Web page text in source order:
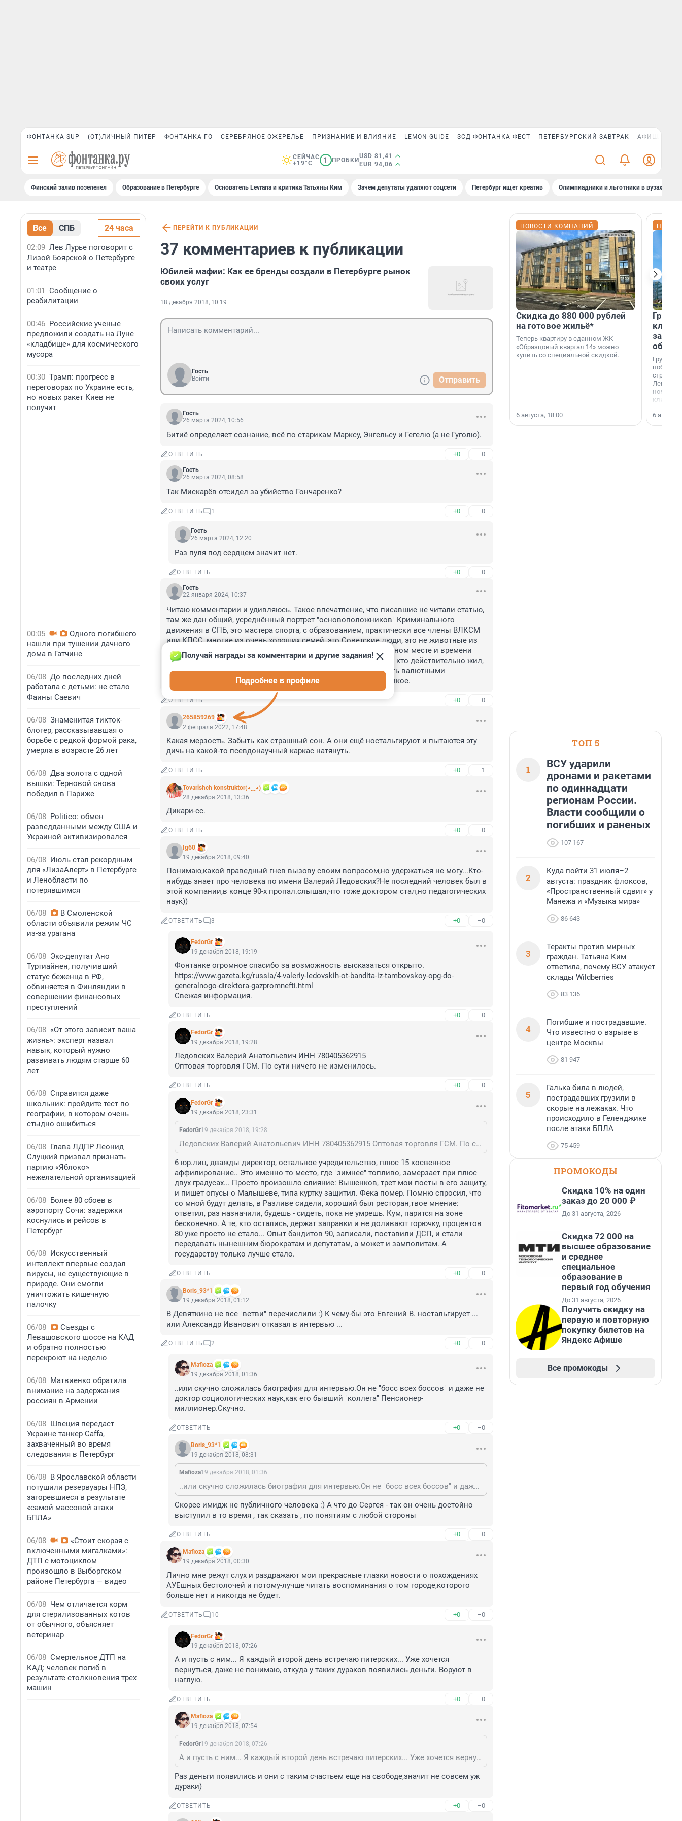
ФОНТАНКА SUP (ОТ)ЛИЧНЫЙ ПИТЕР ФОНТАНКА ГО СЕРЕБРЯНОЕ ОЖЕРЕЛЬЕ ПРИЗНАНИЕ И ВЛИЯНИЕ LEMON GUIDE ЗСД ФОНТАНКА ФЕСТ ПЕТЕРБУРГСКИЙ ЗАВТРАК АФИША PLUS
СЕЙЧАС
+19°C
1 ПРОБКИ
USD 81,41
EUR 94,06
Финский залив позеленел Образование в Петербурге Основатель Levrana и критика Татьяны Ким Зачем депутаты удаляют соцсети Петербург ищет креатив Олимпиадники и льготники в вузах СПб
Все СПБ 24 часа
02:09 Лев Лурье поговорит с
Лизой Боярской о Петербурге
и театре
01:01 Сообщение о
реабилитации
00:46 Российские ученые
предложили создать на Луне
«кладбище» для космического
мусора
00:30 Трамп: прогресс в
переговорах по Украине есть,
но новых ракет Киев не
получит
00:05
Одного погибшего
нашли при тушении дачного
дома в Гатчине
06/08 До последних дней
работала с детьми: не стало
Фаины Саевич
06/08 Знаменитая тикток-
блогер, рассказывавшая о
борьбе с редкой формой рака,
умерла в возрасте 26 лет
06/08 Два золота с одной
вышки: Терновой снова
победил в Париже
06/08 Politico: обмен
разведданными между США и
Украиной активизировался
06/08 Июль стал рекордным
для «ЛизаАлерт» в Петербурге
и Ленобласти по
потерявшимся
06/08
В Смоленской
области объявили режим ЧС
из-за урагана
06/08 Экс-депутат Ано
Туртиайнен, получивший
статус беженца в РФ,
обвиняется в Финляндии в
совершении финансовых
преступлений
06/08 «От этого зависит ваша
жизнь»: эксперт назвал
навык, который нужно
развивать людям старше 60
лет
06/08 Справится даже
школьник: пройдите тест по
географии, в котором очень
стыдно ошибиться
06/08 Глава ЛДПР Леонид
Слуцкий призвал признать
партию «Яблоко»
нежелательной организацией
06/08 Более 80 сбоев в
аэропорту Сочи: задержки
коснулись и рейсов в
Петербург
06/08 Искусственный
интеллект впервые создал
вирусы, не существующие в
природе. Они смогли
уничтожить кишечную
палочку
06/08
Съезды с
Левашовского шоссе на КАД
и обратно полностью
перекроют на неделю
06/08 Матвиенко обратила
внимание на задержания
россиян в Армении
06/08 Швеция передаст
Украине танкер Caffa,
захваченный во время
следования в Петербург
06/08 В Ярославской области
потушили резервуары НПЗ,
загоревшиеся в результате
«самой массовой атаки
БПЛА»
06/08
«Стоит скорая с
включенными мигалками»:
ДТП с мотоциклом
произошло в Выборгском
районе Петербурга — видео
06/08 Чем отличается корм
для стерилизованных котов
от обычного, объясняет
ветеринар
06/08 Смертельное ДТП на
КАД: человек погиб в
результате столкновения трех
машин
ПЕРЕЙТИ К ПУБЛИКАЦИИ
37 комментариев к публикации
Юбилей мафии: Как ее бренды создали в Петербурге рынок
своих услуг
18 декабря 2018, 10:19
Гость
Войти
Отправить
Гость
26 марта 2024, 10:56
Битиё определяет сознание, всё по старикам Марксу, Энгельсу и Гегелю (а не Гуголю).
ОТВЕТИТЬ +0 –0
Гость
26 марта 2024, 08:58
Так Мискарёв отсидел за убийство Гончаренко?
ОТВЕТИТЬ 1 +0 –0
Гость
26 марта 2024, 12:20
Раз пуля под сердцем значит нет.
ОТВЕТИТЬ +0 –0
Гость
22 января 2024, 10:37
Читаю комментарии и удивляюсь. Такое впечатление, что писавшие не читали статью,
там же дан общий, усреднённый портрет "основоположников" Криминального
движения в СПБ, это мастера спорта, с образованием, практически все члены ВЛКСМ
или КПСС, многие из очень хороших семей, это Советские люди, это не животные из
джунглей и не инопланетяне. Так сложилось, что в определённом месте и времени
они оказались подготовленными, по тому что спортсмены. Те кто действительно жил,
а главное понемал то время помнят, как девченки хотели стать валютными
проститутками, а мальчишки бандитами, время такое было, дикое.
ОТВЕТИТЬ +0 –0
265859269
Получай награды за комментарии и другие задания!
Подробнее в профиле
2 февраля 2022, 17:48
Какая мерзость. Забыть как страшный сон. А они ещё ностальгируют и пытаются эту
дичь на какой-то псевдонаучный каркас натянуть.
ОТВЕТИТЬ +0 –1
Tovarishch konstruktor(◕‿◕)
28 декабря 2018, 13:36
Дикари-сс.
ОТВЕТИТЬ +0 –0
Ig60
19 декабря 2018, 09:40
Понимаю,какой праведный гнев вызову своим вопросом,но удержаться не могу...Кто-
нибудь знает про человека по имени Валерий Ледовских?Не последний человек был в
этой компании,в конце 90-х пропал.слышал,что тоже доктором стал,но педагогических
наук))
ОТВЕТИТЬ 3 +0 –0
FedorGr
19 декабря 2018, 19:19
Фонтанке огромное спасибо за возможность высказаться открыто.
https://www.gazeta.kg/russia/4-valeriy-ledovskih-ot-bandita-iz-tambovskoy-opg-do-
generalnogo-direktora-gazpromnefti.html
Свежая информация.
ОТВЕТИТЬ +0 –0
FedorGr
19 декабря 2018, 19:28
Ледовских Валерий Анатольевич ИНН 780405362915
Оптовая торговля ГСМ. По сути ничего не изменилось.
ОТВЕТИТЬ +0 –0
FedorGr
19 декабря 2018, 23:31
FedorGr19 декабря 2018, 19:28
Ледовских Валерий Анатольевич ИНН 780405362915 Оптовая торговля ГСМ. По сути ничего не изменилось.
6 юр.лиц, дважды директор, остальное учредительство, плюс 15 косвенное
аффилирование.. Это именно то место, где "зимнее" топливо, замерзает при плюс
двух градусах... Просто произошло слияние: Вышенков, трет мои посты в его защиту,
и пишет опусы о Малышеве, типа куртку защитил. Фека помер. Помню спросил, что
со мной будут делать, в Разливе сидели, хороший был ресторан,твое мнение:
ответил, раз назначили, будешь - сидеть, пока не умрешь. Кум, парится на зоне
бесконечно. А те, кто остались, держат заправки и не доливают горючку, процентов
80 уже просто не стало... Опыт бандитов 90, записали, поставили ДСП, и стали
передавать нынешним бюрократам и депутатам, а может и замполитам. А
государству только лучше стало.
ОТВЕТИТЬ +0 –0
Boris_93*1
19 декабря 2018, 01:12
В Девяткино не все "ветви" перечислили :) К чему-бы это Евгений В. ностальгирует ...
или Александр Иванович отказал в интервью ...
ОТВЕТИТЬ 2 +0 –0
Mafioza
19 декабря 2018, 01:36
..или скучно сложилась биография для интервью.Он не "босс всех боссов" и даже не
доктор социологических наук,как его бывший "коллега" Пенсионер-
миллионер.Скучно.
ОТВЕТИТЬ +0 –0
Boris_93*1
19 декабря 2018, 08:31
Mafioza19 декабря 2018, 01:36
..или скучно сложилась биография для интервью.Он не "босс всех боссов" и даже не доктор социологических наук,как его бывший "коллега" Пенсионер-миллионер.Скучно.
Скорее имидж не публичного человека :) А что до Сергея - так он очень достойно
выступил в то время , так сказать , по понятиям с любой стороны
ОТВЕТИТЬ +0 –0
Mafioza
19 декабря 2018, 00:30
Лично мне режут слух и раздражают мои прекрасные глазки новости о похождениях
АУЕшных бестолочей и потому-лучше читать воспоминания о том городе,которого
больше нет и никогда не будет.
ОТВЕТИТЬ 10 +0 –0
FedorGr
19 декабря 2018, 07:26
А и пусть с ним... Я каждый второй день встречаю питерских... Уже хочется
вернуться, даже не понимаю, откуда у таких дураков появились деньги. Воруют в
наглую.
ОТВЕТИТЬ +0 –0
Mafioza
19 декабря 2018, 07:54
FedorGr19 декабря 2018, 07:26
А и пусть с ним... Я каждый второй день встречаю питерских... Уже хочется вернуться, даже не понимаю, откуда у таких дураков появились деньги. Воруют в наглую.
Раз деньги появились и они с таким счастьем еще на свободе,значит не совсем уж
дураки)
ОТВЕТИТЬ +0 –0
НОВОСТИ КОМПАНИЙ
Скидка до 880 000 рублей
на готовое жильё*
Теперь квартиру в сданном ЖК
«Образцовый квартал 14» можно
купить со специальной скидкой.
6 августа, 18:00
Группа
области».
6
ТОП 5
1
ВСУ ударили
дронами и ракетами
по одиннадцати
регионам России.
Власти сообщили о
погибших и раненых
107 167
2
Куда пойти 31 июля–2
августа: праздник флоксов,
«Пространственный сдвиг» у
Манежа и «Музыка мира»
86 643
3
Теракты против мирных
граждан. Татьяна Ким
ответила, почему ВСУ атакует
склады Wildberries
83 136
4
Погибшие и пострадавшие.
Что известно о взрыве в
центре Москвы
81 947
5
Галька била в людей,
пострадавших грузили в
скорые на лежаках. Что
происходило в Геленджике
после атаки БПЛА
75 459
ПРОМОКОДЫ
Скидка 10% на один
заказ до 20 000 ₽
До 31 августа, 2026
Скидка 72 000 на
высшее образование
и среднее
специальное
образование в
первый год обучения
До 31 августа, 2026
Получить скидку на
первую и повторную
покупку билетов на
Яндекс Афише
Все промокоды